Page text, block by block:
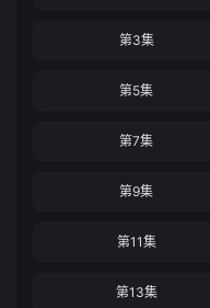
第3集
第5集
第7集
第9集
第11集
第13集